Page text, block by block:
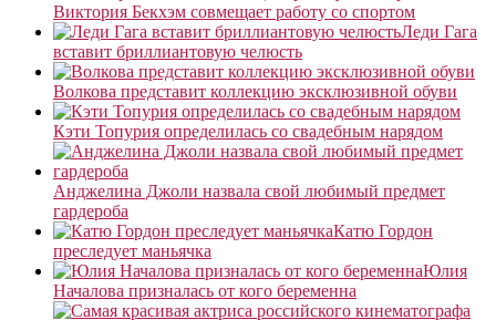
Виктория Бекхэм совмещает работу со спортом
Леди Гага
вставит бриллиантовую челюсть
Волкова представит коллекцию эксклюзивной обуви
Кэти Топурия определилась со свадебным нарядом
Анджелина Джоли назвала свой любимый предмет
гардероба
Катю Гордон
преследует маньячка
Юлия
Началова призналась от кого беременна